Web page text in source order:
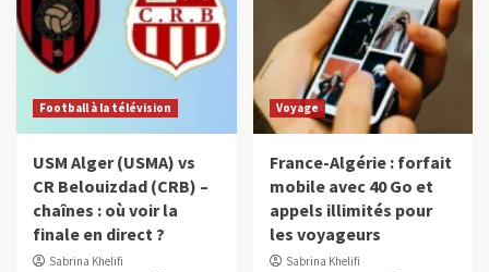
Football à la télévision
USM Alger (USMA) vs
CR Belouizdad (CRB) –
chaînes : où voir la
finale en direct ?
Sabrina Khelifi
Voyage
France-Algérie : forfait
mobile avec 40 Go et
appels illimités pour
les voyageurs
Sabrina Khelifi